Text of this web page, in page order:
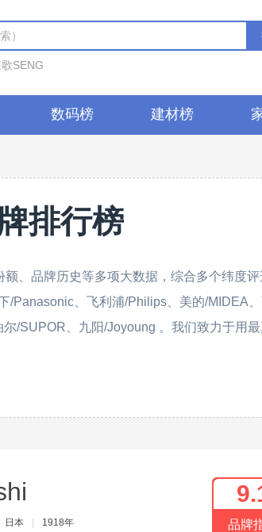
SENG
数码榜 建材榜
排行榜
、品牌历史等多项大数据，综合多个纬度评
/Panasonic、飞利浦/Philips、美的/MIDEA
/SUPOR、九阳/Joyoung 。我们致力于用
日本 1918年 品牌